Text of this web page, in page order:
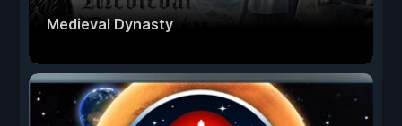
Medieval Dynasty